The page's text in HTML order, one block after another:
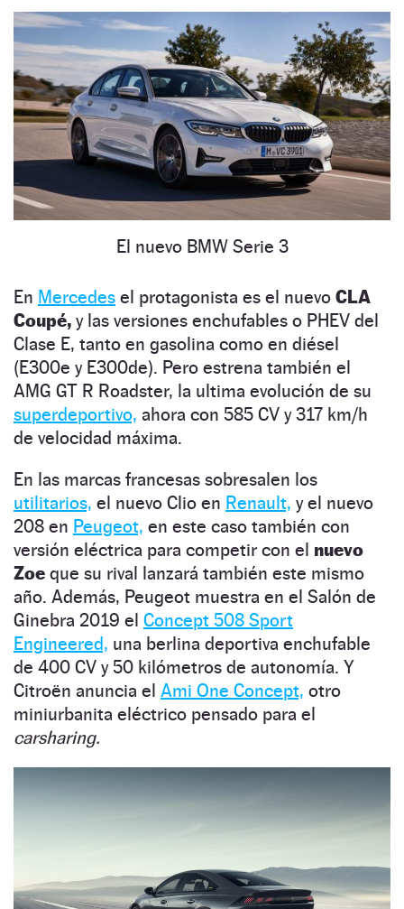
El nuevo BMW Serie 3
En Mercedes el protagonista es el nuevo CLA
Coupé, y las versiones enchufables o PHEV del
Clase E, tanto en gasolina como en diésel
(E300e y E300de). Pero estrena también el
AMG GT R Roadster, la ultima evolución de su
superdeportivo, ahora con 585 CV y 317 km/h
de velocidad máxima.
En las marcas francesas sobresalen los
utilitarios, el nuevo Clio en Renault, y el nuevo
208 en Peugeot, en este caso también con
versión eléctrica para competir con el nuevo
Zoe que su rival lanzará también este mismo
año. Además, Peugeot muestra en el Salón de
Ginebra 2019 el Concept 508 Sport
Engineered, una berlina deportiva enchufable
de 400 CV y 50 kilómetros de autonomía. Y
Citroën anuncia el Ami One Concept, otro
miniurbanita eléctrico pensado para el
carsharing.